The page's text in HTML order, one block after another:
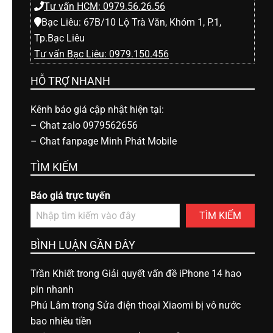
Tư vấn HCM: 0979.56.26.56
Bạc Liêu: 67B/10 Lộ Trà Văn, Khóm 1, P.1,
Tp.Bạc Liêu
Tư vấn Bạc Liêu: 0979.150.456
HỖ TRỢ NHANH
Kênh báo giá cập nhật hiện tại:
– Chat zalo 0979562656
– Chat fanpage Minh Phát Mobile
TÌM KIẾM
Báo giá trực tuyến
TÌM KIẾM
BÌNH LUẬN GẦN ĐÂY
Trần Khiết trong Giải quyết vấn đề iPhone 14 hao
pin nhanh
Phú Lâm trong Sửa điện thoại Xiaomi bị vô nước
bao nhiêu tiền